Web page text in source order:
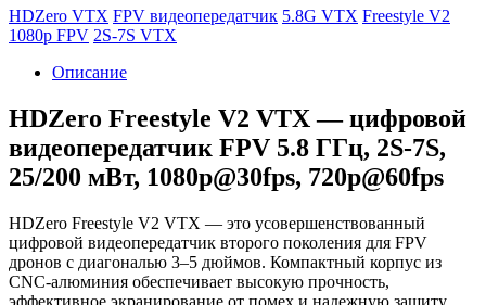
HDZero VTX FPV видеопередатчик 5.8G VTX Freestyle V2
1080p FPV 2S-7S VTX
Описание
HDZero Freestyle V2 VTX — цифровой
видеопередатчик FPV 5.8 ГГц, 2S-7S,
25/200 мВт, 1080p@30fps, 720p@60fps
HDZero Freestyle V2 VTX — это усовершенствованный
цифровой видеопередатчик второго поколения для FPV
дронов с диагональю 3–5 дюймов. Компактный корпус из
CNC-алюминия обеспечивает высокую прочность,